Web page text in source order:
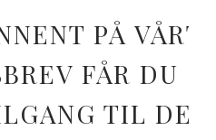
PÅ VÅRT
FÅR DU
TIL DE